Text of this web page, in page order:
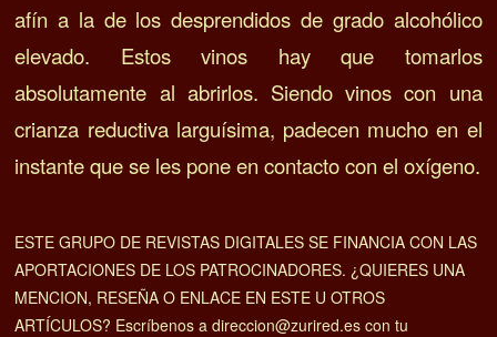
afín a la de los desprendidos de grado alcohólico
elevado. Estos vinos hay que tomarlos
absolutamente al abrirlos. Siendo vinos con una
crianza reductiva larguísima, padecen mucho en el
instante que se les pone en contacto con el oxígeno.
ESTE GRUPO DE REVISTAS DIGITALES SE FINANCIA CON LAS
APORTACIONES DE LOS PATROCINADORES. ¿QUIERES UNA
MENCION, RESEÑA O ENLACE EN ESTE U OTROS
ARTÍCULOS? Escríbenos a direccion@zurired.es con tu